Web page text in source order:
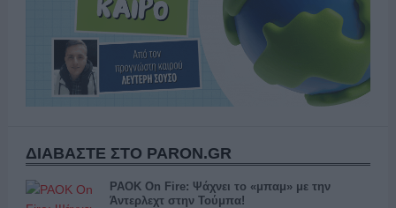
ΔΙΑΒΑΣΤΕ ΣΤΟ PARON.GR
PAOK On Fire: Ψάχνει το «μπαμ» με την
Άντερλεχτ στην Τούμπα!